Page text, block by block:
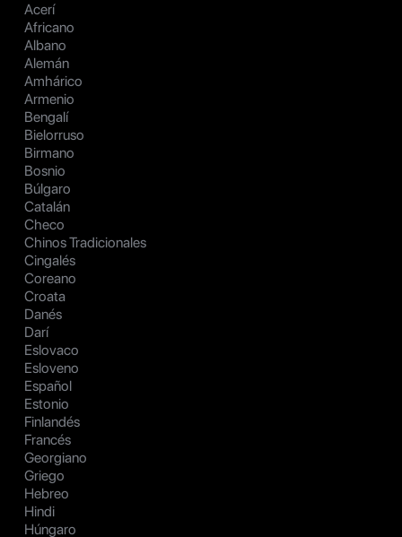
Acerí
Africano
Albano
Alemán
Amhárico
Armenio
Bengalí
Bielorruso
Birmano
Bosnio
Búlgaro
Catalán
Checo
Chinos Tradicionales
Cingalés
Coreano
Croata
Danés
Darí
Eslovaco
Esloveno
Español
Estonio
Finlandés
Francés
Georgiano
Griego
Hebreo
Hindi
Húngaro